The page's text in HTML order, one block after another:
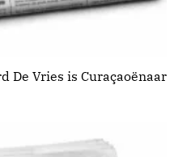
De Vries is Curaçaoënaar